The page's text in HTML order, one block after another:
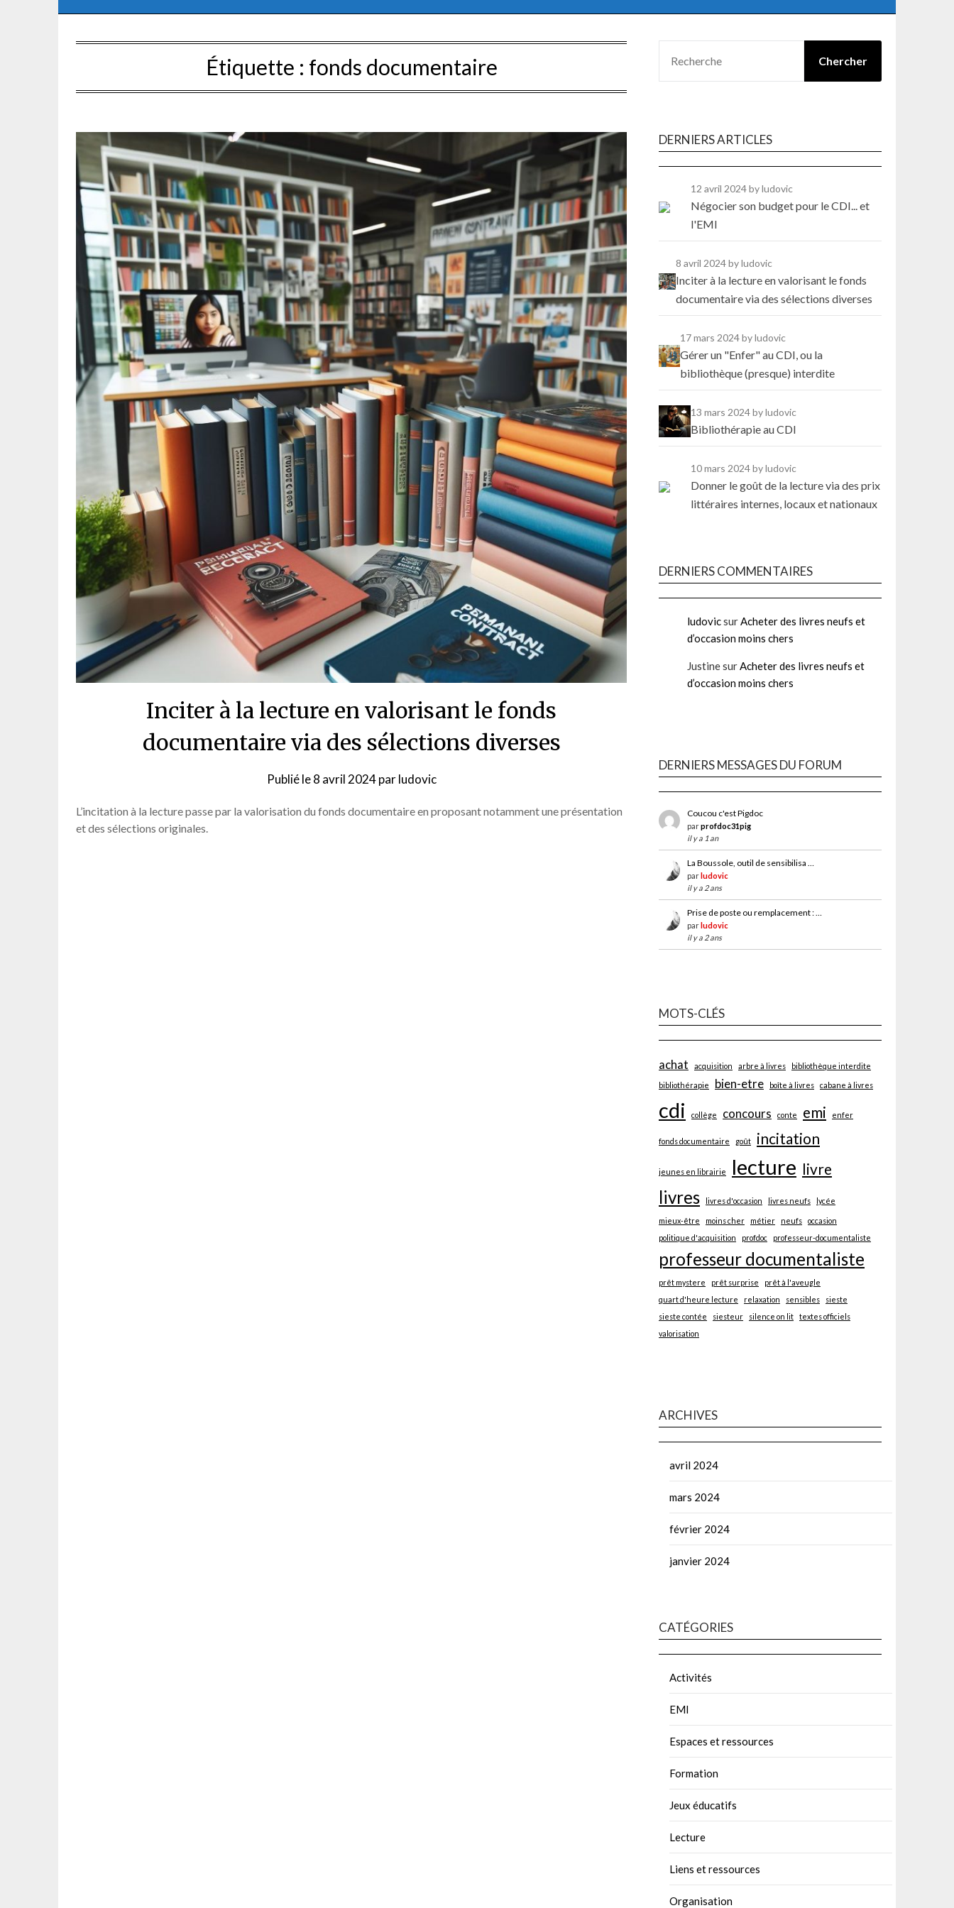
Étiquette : fonds documentaire
Inciter à la lecture en valorisant le fonds
documentaire via des sélections diverses
Publié le8 avril 2024parludovic
L’incitation à la lecture passe par la valorisation du fonds documentaire en proposant notamment une présentation
et des sélections originales.
Chercher
DERNIERS ARTICLES
12 avril 2024by ludovic
Négocier son budget pour le CDI... et
l'EMI
8 avril 2024by ludovic
Inciter à la lecture en valorisant le fonds
documentaire via des sélections diverses
17 mars 2024by ludovic
Gérer un "Enfer" au CDI, ou la
bibliothèque (presque) interdite
13 mars 2024by ludovic
Bibliothérapie au CDI
10 mars 2024by ludovic
Donner le goût de la lecture via des prix
littéraires internes, locaux et nationaux
DERNIERS COMMENTAIRES
ludovicsur Acheter des livres neufs et
d’occasion moins chers
Justinesur Acheter des livres neufs et
d’occasion moins chers
DERNIERS MESSAGES DU FORUM
Coucou c'est Pigdoc
parprofdoc31pig
il y a 1 an
La Boussole, outil de sensibilisa …
par ludovic
il y a 2 ans
Prise de poste ou remplacement : …
par ludovic
il y a 2 ans
MOTS-CLÉS
achat acquisition arbre à livres bibliothèque interdite
bibliothérapie bien-etre boîte à livres cabane à livres
cdi collège concours conte emi enfer
fonds documentaire goût incitation
jeunes en librairie lecture livre
livres livres d'occasion livres neufs lycée
mieux-être moins cher métier neufs
occasion
politique d'acquisition
profdoc professeur-documentaliste
professeur documentaliste
prêt mystere prêt surprise
prêt à l'aveugle
quart d'heure lecture
relaxation sensibles
sieste
sieste contée
siesteur silence on lit
textes officiels
valorisation
ARCHIVES
avril 2024
mars 2024
février 2024
janvier 2024
CATÉGORIES
Activités
EMI
Espaces et ressources
Formation
Jeux éducatifs
Lecture
Liens et ressources
Organisation